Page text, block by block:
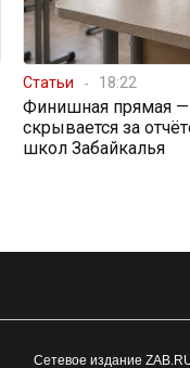
Статьи 18:22
Финишная прямая —
скрывается за
школ Забайкалья
Сетевое издание